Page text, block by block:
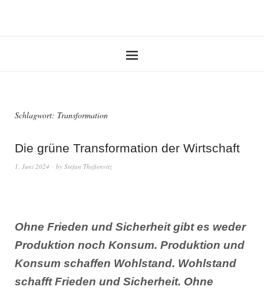
Schlagwort: Transformation
Die grüne Transformation der Wirtschaft
1. Juni 2024 by Stefan Theßenvitz
Ohne Frieden und Sicherheit gibt es weder
Produktion noch Konsum. Produktion und
Konsum schaffen Wohlstand. Wohlstand
schafft Frieden und Sicherheit. Ohne